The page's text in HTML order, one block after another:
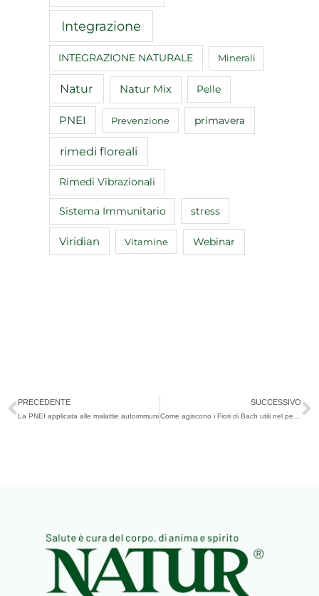
Integrazione
INTEGRAZIONE NATURALE Minerali
Natur Natur Mix Pelle
PNEI Prevenzione primavera
rimedi floreali
Rimedi Vibrazionali
Sistema Immunitario stress
Viridian Vitamine Webinar
Precedente
PRECEDENTE
La PNEI applicata alle malattie autoimmuni
SUCCESSIVO
Come agiscono i Fiori di Bach utili nel periodo estivo